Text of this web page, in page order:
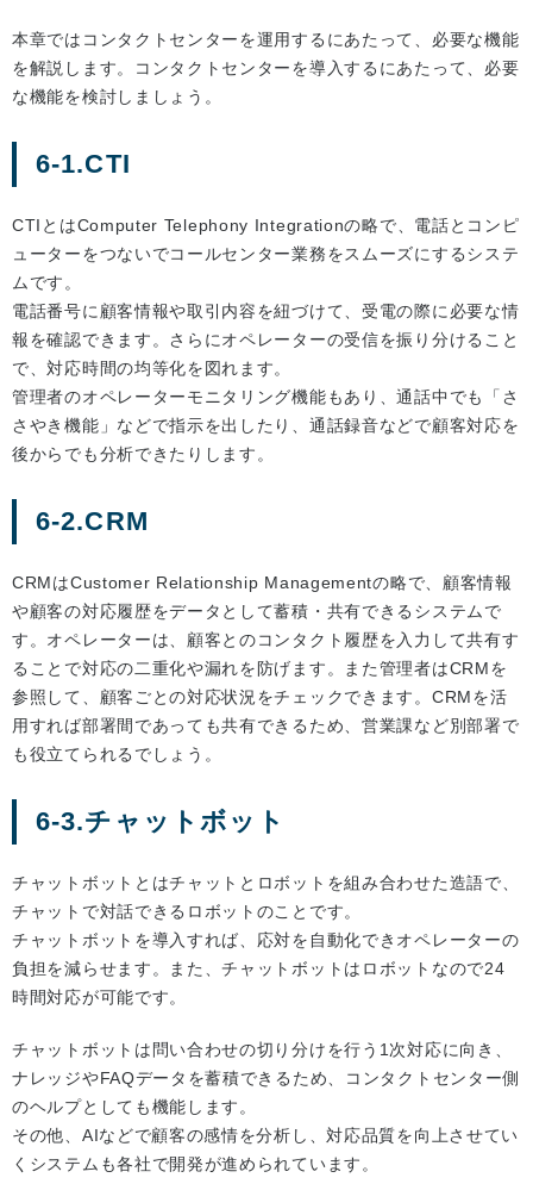
本章ではコンタクトセンターを運用するにあたって、必要な機能
を解説します。コンタクトセンターを導入するにあたって、必要
な機能を検討しましょう。
6-1.CTI
CTIとはComputer Telephony Integrationの略で、電話とコンピ
ューターをつないでコールセンター業務をスムーズにするシステ
ムです。
電話番号に顧客情報や取引内容を紐づけて、受電の際に必要な情
報を確認できます。さらにオペレーターの受信を振り分けること
で、対応時間の均等化を図れます。
管理者のオペレーターモニタリング機能もあり、通話中でも「さ
さやき機能」などで指示を出したり、通話録音などで顧客対応を
後からでも分析できたりします。
6-2.CRM
CRMはCustomer Relationship Managementの略で、顧客情報
や顧客の対応履歴をデータとして蓄積・共有できるシステムで
す。オペレーターは、顧客とのコンタクト履歴を入力して共有す
ることで対応の二重化や漏れを防げます。また管理者はCRMを
参照して、顧客ごとの対応状況をチェックできます。CRMを活
用すれば部署間であっても共有できるため、営業課など別部署で
も役立てられるでしょう。
6-3.チャットボット
チャットボットとはチャットとロボットを組み合わせた造語で、
チャットで対話できるロボットのことです。
チャットボットを導入すれば、応対を自動化できオペレーターの
負担を減らせます。また、チャットボットはロボットなので24
時間対応が可能です。
チャットボットは問い合わせの切り分けを行う1次対応に向き、
ナレッジやFAQデータを蓄積できるため、コンタクトセンター側
のヘルプとしても機能します。
その他、AIなどで顧客の感情を分析し、対応品質を向上させてい
くシステムも各社で開発が進められています。